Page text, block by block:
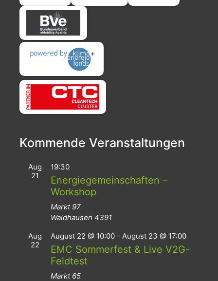
Kommende Veranstaltungen
Aug
21
19:30
Energiegemeinschaften –
Workshop
Markt 97
Waldhausen 4391
Aug
22
August 22 @ 10:00 - August 23 @ 17:00
EMC Sommerfest & Live V2G-
Feldtest
Markt 65